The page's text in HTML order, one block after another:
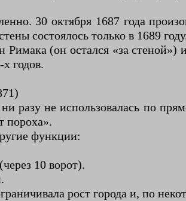
30 октября 1687 года
состоялось только в 1689
Римака (он остался «за
годов.
разу не использовалась по
пороха».
функции:
10 ворот).
рост города и, по